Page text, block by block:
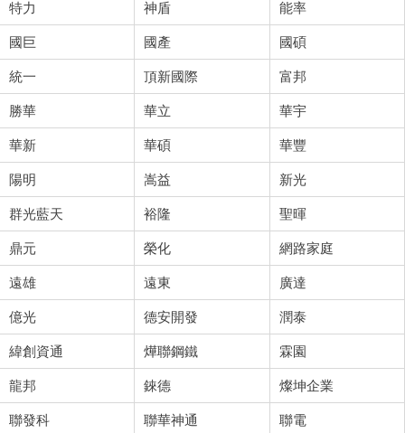
特力 神盾 能率
國巨 國產 國碩
統一 頂新國際 富邦
勝華 華立 華宇
華新 華碩 華豐
陽明 嵩益 新光
群光藍天 裕隆 聖暉
鼎元 榮化 網路家庭
遠雄 遠東 廣達
億光 德安開發 潤泰
緯創資通 燁聯鋼鐵 霖園
龍邦 錸德 燦坤企業
聯發科 聯華神通 聯電